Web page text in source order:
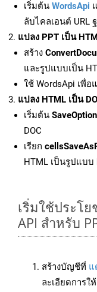
เริ่มต้น WordsApi
ลับไคลเอนต์ URL
แปลง PPT เป็น
สร้าง
และรูปแบบเป็น
ใช้ WordsApi เพื่อ
แปลง HTML เป็น
เริ่มต้น SaveOption
DOC
เรียก
HTML เป็นรูปแบบ
เริ่มใช้ประโย
API สำหรับ
สร้างบัญชีที่ แ
ละเอียดการใ